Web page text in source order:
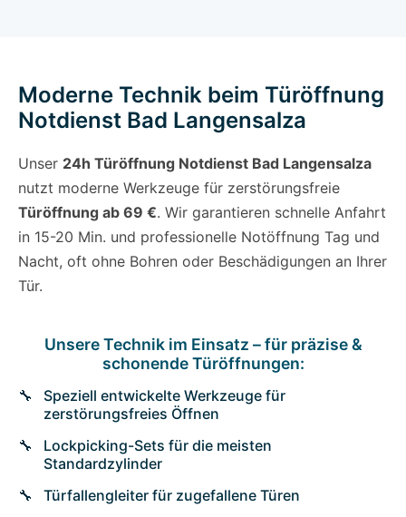
Moderne Technik beim Türöffnung
Notdienst Bad Langensalza
Unser 24h Türöffnung Notdienst Bad Langensalza
nutzt moderne Werkzeuge für zerstörungsfreie
Türöffnung ab 69 €. Wir garantieren schnelle Anfahrt
in 15-20 Min. und professionelle Notöffnung Tag und
Nacht, oft ohne Bohren oder Beschädigungen an Ihrer
Tür.
Unsere Technik im Einsatz – für präzise &
schonende Türöffnungen:
Speziell entwickelte Werkzeuge für
zerstörungsfreies Öffnen
Lockpicking-Sets für die meisten
Standardzylinder
Türfallengleiter für zugefallene Türen